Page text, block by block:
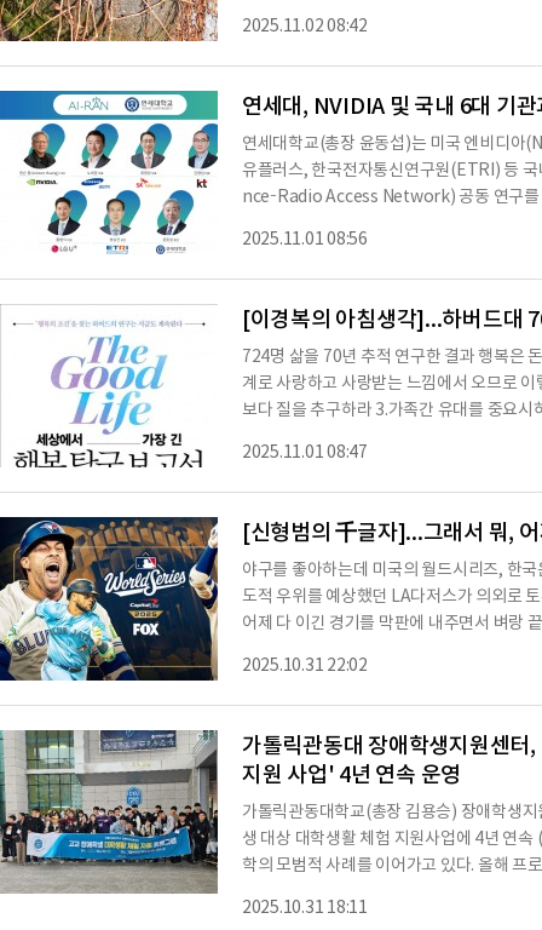
보석 같은 금언ㅡ나이 60은 돼야 깨달을 내
2025.11.02 08:42
연세대, NVIDIA 및 국내 6대 기관
연세대학교(총장 윤동섭)는 미국 엔비디아
유플러스, 한국전자통신연구원(ETRI) 등
nce–Radio Access Network) 공동 연구
신을 주도하기 위한 글로벌 협력 체계의 본
워크(Network for AI)’ 개념으로, 무선 기
컬 AI
2025.11.01 08:56
[이경복의 아침생각]...하버드대
724명 삶을 70년 추적 연구한 결과 행복은
계로 사랑하고 사랑받는 느낌에서 오므로
보다 질을 추구하라 3.가족간 유대를 중요
려 놓으라!
2025.11.01 08:47
[신형범의 千글자]...그래서 뭐,
야구를 좋아하는데 미국의 월드시리즈, 한
도적 우위를 예상했던 LA다저스가 의외로
어제 다 이긴 경기를 막판에 내주면서 벼랑
습니다. LA다저스는 원래 연고지가 LA가
브루클린 아틀란틱스. 그리스신화에 등장하
2025.10.31 22:02
가톨릭관동대 장애학생지원센터
지원 사업' 4년 연속 운영
가톨릭관동대학교(총장 김용승) 장애학생
생 대상 대학생활 체험 지원사업에 4년 연
학의 모범적 사례를 이어가고 있다. 올해
우리 대학 멘토 학생을 비롯해 총 144명이
2025.10.31 18:11